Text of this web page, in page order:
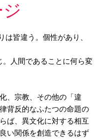
は皆違う。個性があり、
。人間であることに何ら変
、宗教、その他の「違
背反的なふたつの命題の
ば、異文化に対する相互
い関係を創造できるはず